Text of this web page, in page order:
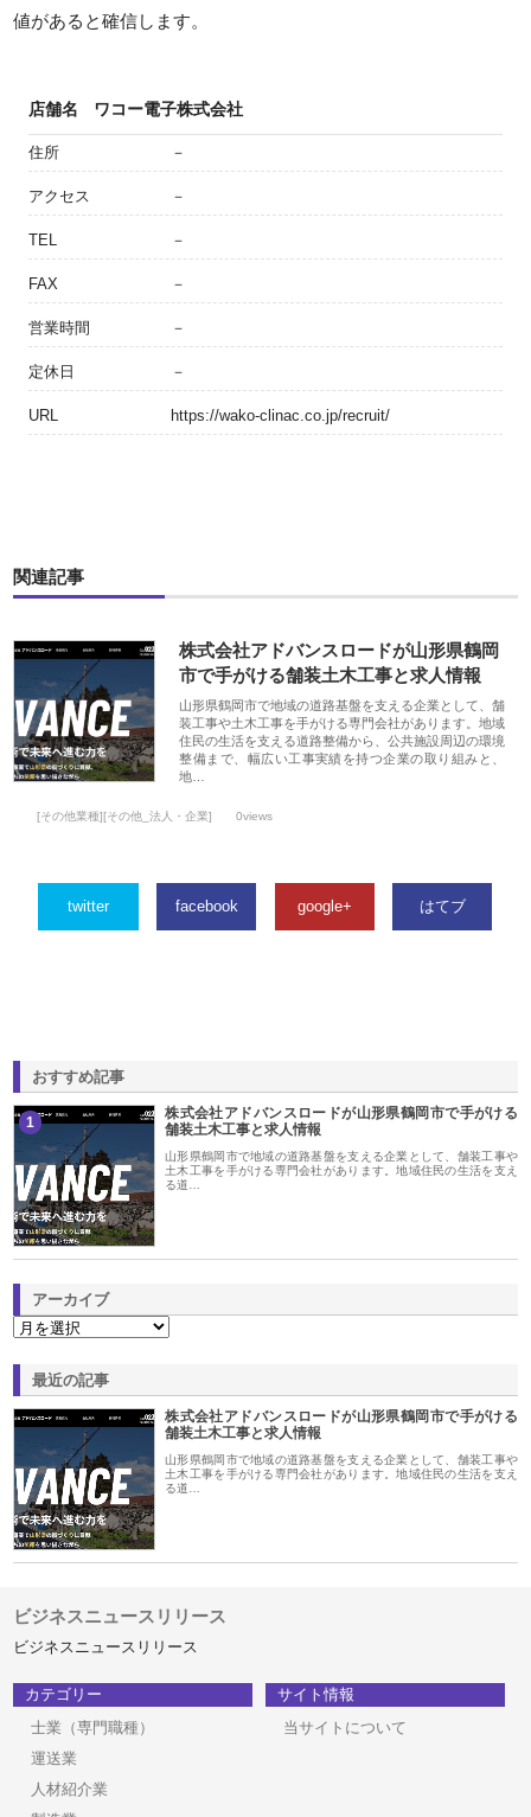
値があると確信します。
店舗名 ワコー電子株式会社
住所 －
アクセス －
TEL －
FAX －
営業時間 －
定休日 －
URL https://wako-clinac.co.jp/recruit/
関連記事
株式会社アドバンスロードが山形県鶴岡
市で手がける舗装土木工事と求人情報
山形県鶴岡市で地域の道路基盤を支える企業として、舗
装工事や土木工事を手がける専門会社があります。地域
住民の生活を支える道路整備から、公共施設周辺の環境
整備まで、幅広い工事実績を持つ企業の取り組みと、
地…
[その他業種][その他_法人・企業] 0views
twitter facebook google+ はてブ
おすすめ記事
1
株式会社アドバンスロードが山形県鶴岡市で手がける
舗装土木工事と求人情報
山形県鶴岡市で地域の道路基盤を支える企業として、舗装工事や
土木工事を手がける専門会社があります。地域住民の生活を支え
る道…
アーカイブ
最近の記事
株式会社アドバンスロードが山形県鶴岡市で手がける
舗装土木工事と求人情報
山形県鶴岡市で地域の道路基盤を支える企業として、舗装工事や
土木工事を手がける専門会社があります。地域住民の生活を支え
る道…
ビジネスニュースリリース
ビジネスニュースリリース
カテゴリー
士業（専門職種）
運送業
人材紹介業
サイト情報
当サイトについて